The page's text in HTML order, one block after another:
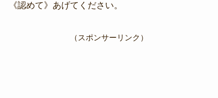
《認めて》あげてください。
（スポンサーリンク）